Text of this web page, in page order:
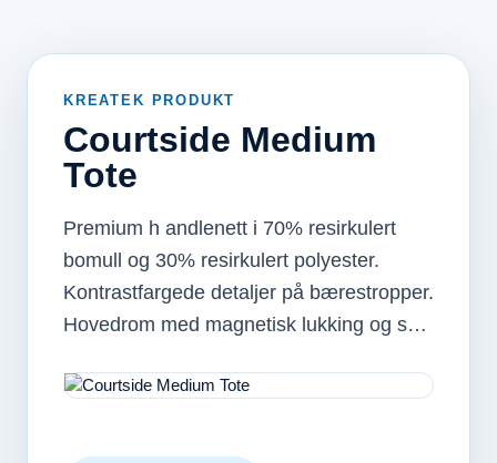
KREATEK PRODUKT
Courtside Medium
Tote
Premium h andlenett i 70% resirkulert
bomull og 30% resirkulert polyester.
Kontrastfargede detaljer på bærestropper.
Hovedrom med magnetisk lukking og s…